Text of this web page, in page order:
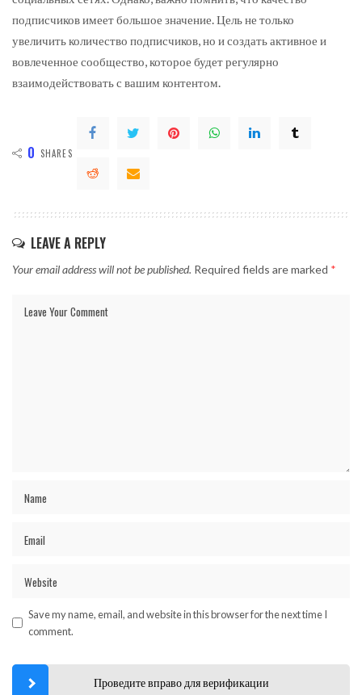
подписчиков имеет большое значение. Цель не только
увеличить количество подписчиков, но и создать активное и
вовлеченное сообщество, которое будет регулярно
взаимодействовать с вашим контентом.
0 SHARES
LEAVE A REPLY
Your email address will not be published. Required fields are marked *
Save my name, email, and website in this browser for the next time I
comment.
Проведите вправо для верификации